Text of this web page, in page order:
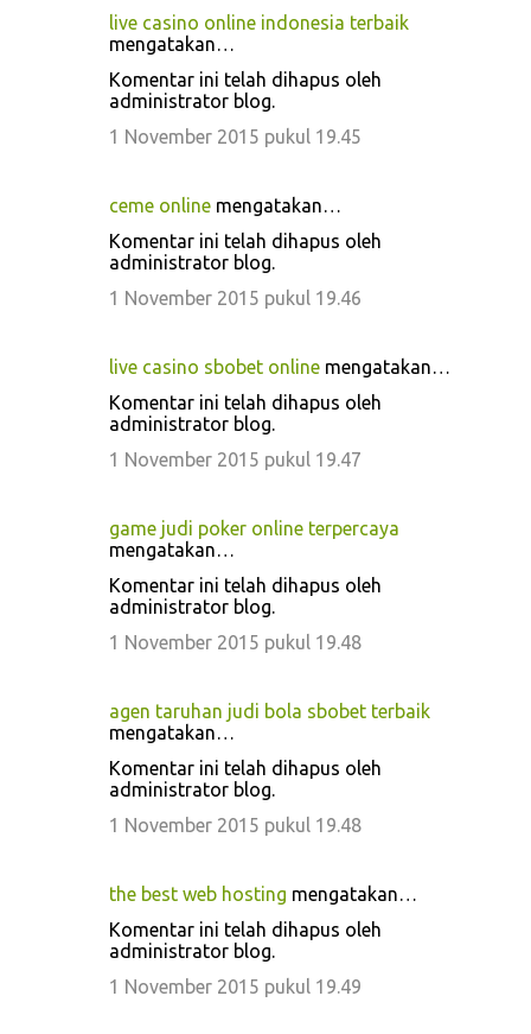
live casino online indonesia terbaik
mengatakan…
Komentar ini telah dihapus oleh
administrator blog.
1 November 2015 pukul 19.45
ceme online mengatakan…
Komentar ini telah dihapus oleh
administrator blog.
1 November 2015 pukul 19.46
live casino sbobet online mengatakan…
Komentar ini telah dihapus oleh
administrator blog.
1 November 2015 pukul 19.47
game judi poker online terpercaya
mengatakan…
Komentar ini telah dihapus oleh
administrator blog.
1 November 2015 pukul 19.48
agen taruhan judi bola sbobet terbaik
mengatakan…
Komentar ini telah dihapus oleh
administrator blog.
1 November 2015 pukul 19.48
the best web hosting mengatakan…
Komentar ini telah dihapus oleh
administrator blog.
1 November 2015 pukul 19.49